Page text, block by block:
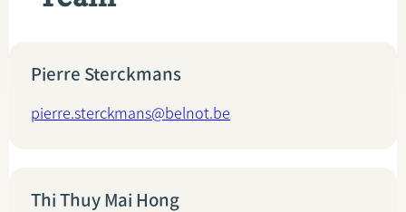
Pierre Sterckmans
pierre.sterckmans@belnot.be
Thi Thuy Mai Hong